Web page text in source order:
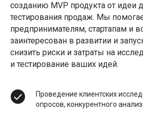
созданию MVP продукта от идеи
тестирования продаж. Мы
предпринимателям, стартапам и
заинтересован в развитии и
снизить риски и затраты на
и тестирование ваших идей.
Проведение клиентских
опросов, конкурентного